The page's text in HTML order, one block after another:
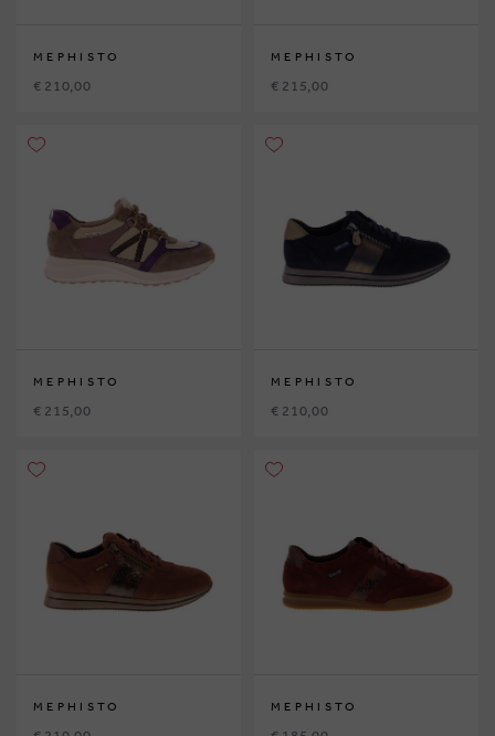
MEPHISTO
€ 210,00
MEPHISTO
€ 215,00
MEPHISTO
€ 215,00
MEPHISTO
€ 210,00
MEPHISTO MEPHISTO